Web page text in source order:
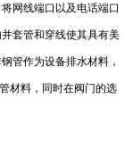
网线端口以及电话端口
套管和穿线使其具有美
管作为设备排水材料，
材料，同时在阀门的选